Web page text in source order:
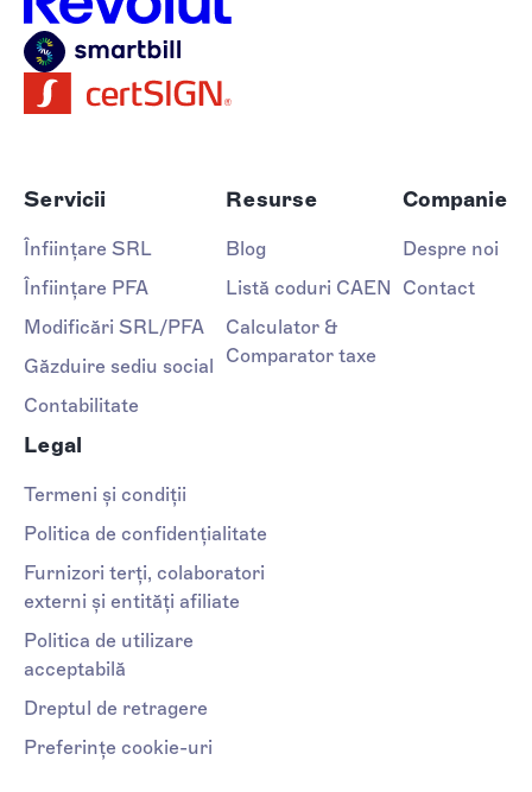
Servicii
Înființare SRL
Înființare PFA
Modificări SRL/PFA
Găzduire sediu social
Contabilitate
Resurse
Blog
Listă coduri CAEN
Calculator &
Comparator taxe
Companie
Despre noi
Contact
Legal
Termeni și condiții
Politica de confidențialitate
Furnizori terți, colaboratori
externi și entități afiliate
Politica de utilizare
acceptabilă
Dreptul de retragere
Preferințe cookie-uri